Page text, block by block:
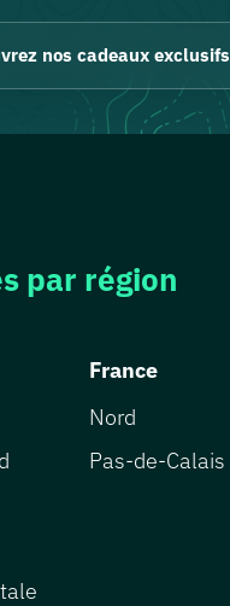
nos cadeaux exclusifs
par région
France
Nord
Pas-de-Calais